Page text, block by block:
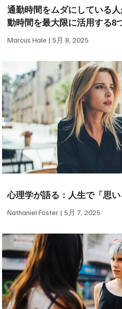
通勤時間をムダにしている
動時間を最大限に活用する8
Marcus Hale 5月 8, 2025
心理学が語る：人生で「思
Nathaniel Foster 5月 7, 2025